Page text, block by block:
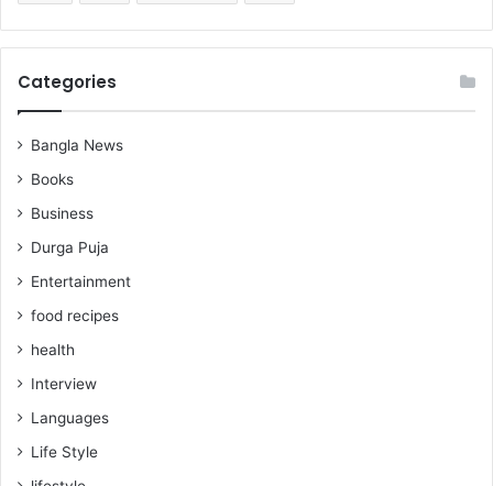
Categories
Bangla News
Books
Business
Durga Puja
Entertainment
food recipes
health
Interview
Languages
Life Style